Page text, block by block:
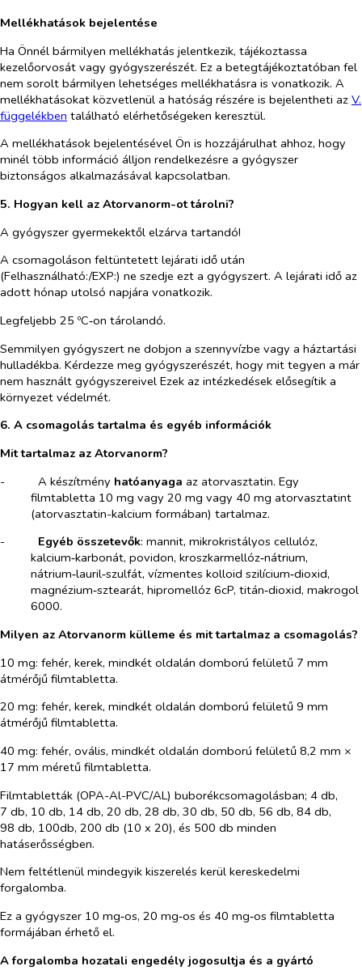
Mellékhatások bejelentése
Ha Önnél bármilyen mellékhatás jelentkezik, tájékoztassa
kezelőorvosát vagy gyógyszerészét. Ez a betegtájékoztatóban fel
nem sorolt bármilyen lehetséges mellékhatásra is vonatkozik. A
mellékhatásokat közvetlenül a hatóság részére is bejelentheti az V.
függelékben található elérhetőségeken keresztül.
A mellékhatások bejelentésével Ön is hozzájárulhat ahhoz, hogy
minél több információ álljon rendelkezésre a gyógyszer
biztonságos alkalmazásával kapcsolatban.
5. Hogyan kell az Atorvanorm-ot tárolni?
A gyógyszer gyermekektől elzárva tartandó!
A csomagoláson feltüntetett lejárati idő után
(Felhasználható:/EXP:) ne szedje ezt a gyógyszert. A lejárati idő az
adott hónap utolsó napjára vonatkozik.
Legfeljebb 25 ºC‑on tárolandó.
Semmilyen gyógyszert ne dobjon a szennyvízbe vagy a háztartási
hulladékba. Kérdezze meg gyógyszerészét, hogy mit tegyen a már
nem használt gyógyszereivel Ezek az intézkedések elősegítik a
környezet védelmét.
6. A csomagolás tartalma és egyéb információk
Mit tartalmaz az Atorvanorm?
-​
A készítmény hatóanyaga az atorvasztatin. Egy
filmtabletta 10 mg vagy 20 mg vagy 40 mg atorvasztatint
(atorvasztatin-kalcium formában) tartalmaz.
-​
Egyéb összetevők: mannit, mikrokristályos cellulóz,
kalcium‑karbonát, povidon, kroszkarmellóz‑nátrium,
nátrium‑lauril‑szulfát, vízmentes kolloid szilícium‑dioxid,
magnézium‑sztearát, hipromellóz 6cP, titán‑dioxid, makrogol
6000.
Milyen az Atorvanorm külleme és mit tartalmaz a csomagolás?
10 mg: fehér, kerek, mindkét oldalán domború felületű 7 mm
átmérőjű filmtabletta.
20 mg: fehér, kerek, mindkét oldalán domború felületű 9 mm
átmérőjű filmtabletta.
40 mg: fehér, ovális, mindkét oldalán domború felületű 8,2 mm ×
17 mm méretű filmtabletta.
Filmtabletták (OPA-Al-PVC/AL) buborékcsomagolásban; 4 db,
7 db, 10 db, 14 db, 20 db, 28 db, 30 db, 50 db, 56 db, 84 db,
98 db, 100db, 200 db (10 x 20), és 500 db minden
hatáserősségben.
Nem feltétlenül mindegyik kiszerelés kerül kereskedelmi
forgalomba.
Ez a gyógyszer 10 mg‑os, 20 mg‑os és 40 mg‑os filmtabletta
formájában érhető el.
A forgalomba hozatali engedély jogosultja és a gyártó